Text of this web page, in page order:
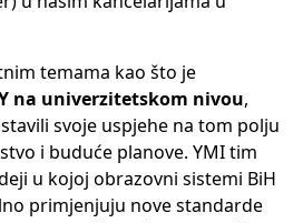
temama kao što je
na univerzitetskom nivou,
svoje uspjehe na tom polju
i buduće planove. YMI tim
u kojoj obrazovni sistemi BiH
primjenjuju nove standarde